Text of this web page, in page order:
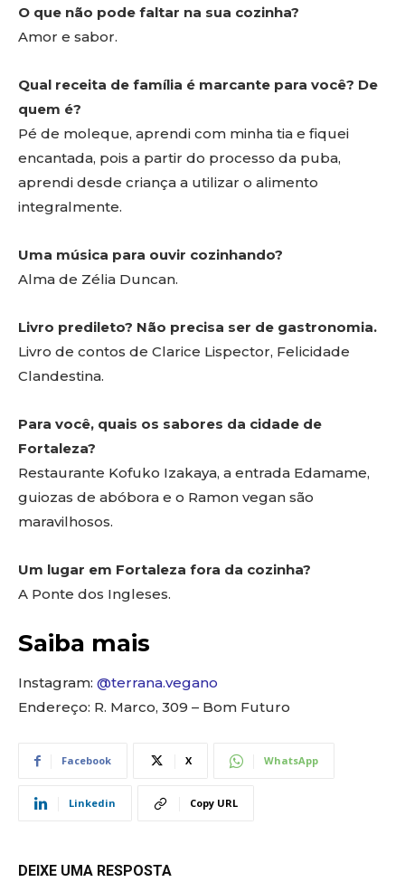
O que não pode faltar na sua cozinha?
Amor e sabor.
Qual receita de família é marcante para você? De
quem é?
Pé de moleque, aprendi com minha tia e fiquei
encantada, pois a partir do processo da puba,
aprendi desde criança a utilizar o alimento
integralmente.
Uma música para ouvir cozinhando?
Alma de Zélia Duncan.
Livro predileto? Não precisa ser de gastronomia.
Livro de contos de Clarice Lispector, Felicidade
Clandestina.
Para você, quais os sabores da cidade de
Fortaleza?
Restaurante Kofuko Izakaya, a entrada Edamame,
guiozas de abóbora e o Ramon vegan são
maravilhosos.
Um lugar em Fortaleza fora da cozinha?
A Ponte dos Ingleses.
Saiba mais
Instagram: @terrana.vegano
Endereço: R. Marco, 309 – Bom Futuro
Facebook X WhatsApp
Linkedin Copy URL
DEIXE UMA RESPOSTA